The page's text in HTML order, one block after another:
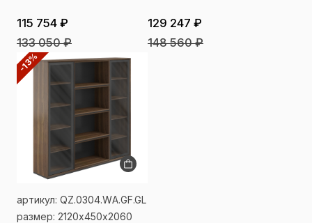
115 754 ₽
133 050 ₽
129 247 ₽
148 560 ₽
-13%
артикул: QZ.0304.WА.GF.GL
размер: 2120х450х2060